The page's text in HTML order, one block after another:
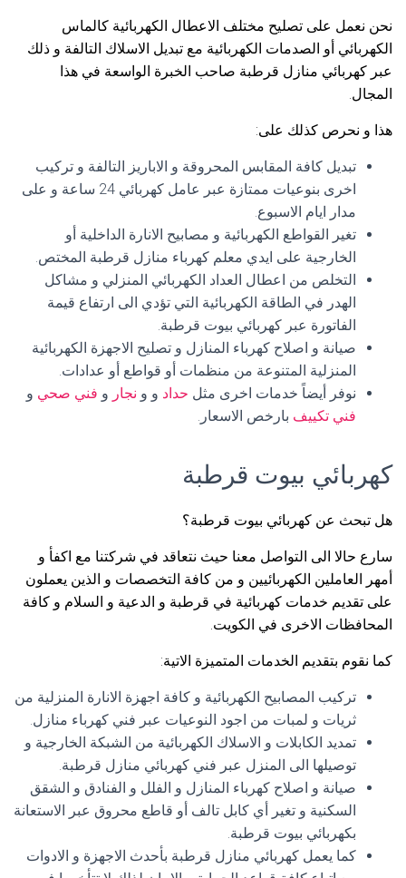
نحن نعمل على تصليح مختلف الاعطال الكهربائية كالماس
الكهربائي أو الصدمات الكهربائية مع تبديل الاسلاك التالفة و ذلك
عبر كهربائي منازل قرطبة صاحب الخبرة الواسعة في هذا
المجال.
هذا و نحرص كذلك على:
تبديل كافة المقابس المحروقة و الاباريز التالفة و تركيب
اخرى بنوعيات ممتازة عبر عامل كهربائي 24 ساعة و على
مدار ايام الاسبوع.
تغير القواطع الكهربائية و مصابيح الانارة الداخلية أو
الخارجية على ايدي معلم كهرباء منازل قرطبة المختص.
التخلص من اعطال العداد الكهربائي المنزلي و مشاكل
الهدر في الطاقة الكهربائية التي تؤدي الى ارتفاع قيمة
الفاتورة عبر كهربائي بيوت قرطبة.
صيانة و اصلاح كهرباء المنازل و تصليح الاجهزة الكهربائية
المنزلية المتنوعة من منظمات أو قواطع أو عدادات.
نوفر أيضاً خدمات اخرى مثل حداد و و نجار و فني صحي و
فني تكييف بارخص الاسعار.
كهربائي بيوت قرطبة
هل تبحث عن كهربائي بيوت قرطبة؟
سارع حالا الى التواصل معنا حيث نتعاقد في شركتنا مع اكفأ و
أمهر العاملين الكهربائيين و من كافة التخصصات و الذين يعملون
على تقديم خدمات كهربائية في قرطبة و الدعية و السلام و كافة
المحافظات الاخرى في الكويت.
كما نقوم بتقديم الخدمات المتميزة الاتية:
تركيب المصابيح الكهربائية و كافة اجهزة الانارة المنزلية من
ثريات و لمبات من اجود النوعيات عبر فني كهرباء منازل.
تمديد الكابلات و الاسلاك الكهربائية من الشبكة الخارجية و
توصيلها الى المنزل عبر فني كهربائي منازل قرطبة.
صيانة و اصلاح كهرباء المنازل و الفلل و الفنادق و الشقق
السكنية و تغير أي كابل تالف أو قاطع محروق عبر الاستعانة
بكهربائي بيوت قرطبة.
كما يعمل كهربائي منازل قرطبة بأحدث الاجهزة و الادوات